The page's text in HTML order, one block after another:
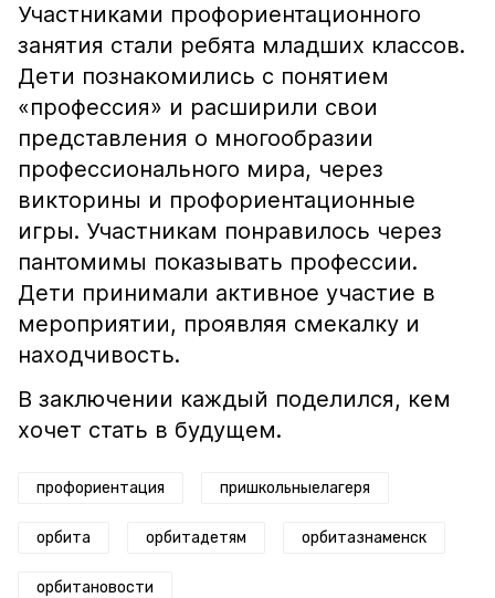
Участниками профориентационного
занятия стали ребята младших классов.
Дети познакомились с понятием
«профессия» и расширили свои
представления о многообразии
профессионального мира, через
викторины и профориентационные
игры. Участникам понравилось через
пантомимы показывать профессии.
Дети принимали активное участие в
мероприятии, проявляя смекалку и
находчивость.
В заключении каждый поделился, кем
хочет стать в будущем.
профориентация пришкольныелагеря
орбита орбитадетям орбитазнаменск
орбитановости